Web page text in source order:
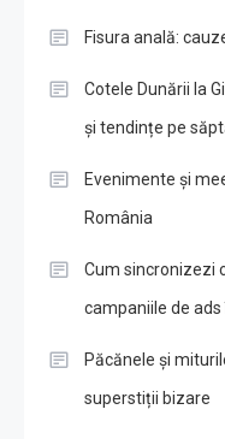
Fisura anală:
Cotele Dunării la
și tendințe pe
Evenimente și
România
Cum sincronizezi
campaniile de ads
Păcănele și
superstiții bizare